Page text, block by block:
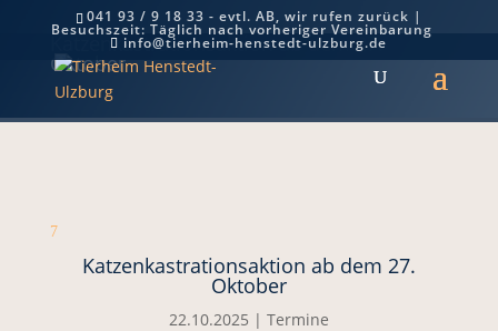
041 93 / 9 18 33 - evtl. AB, wir rufen zurück |
Besuchszeit: Täglich nach vorheriger Vereinbarung
info@tierheim-henstedt-ulzburg.de
Katzenkastrationsaktion ab dem 27.
Oktober
7
Katzenkastrationsaktion ab dem 27.
Oktober
22.10.2025 | Termine